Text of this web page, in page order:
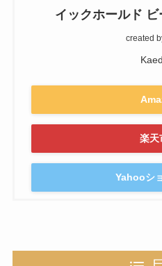
イックホールド
created
楽天
Yahooシ